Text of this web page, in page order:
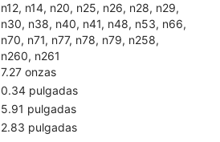
n12, n14, n20, n25, n26, n28, n29,
n30, n38, n40, n41, n48, n53, n66,
n70, n71, n77, n78, n79, n258,
n260, n261
7.27 onzas
0.34 pulgadas
5.91 pulgadas
2.83 pulgadas